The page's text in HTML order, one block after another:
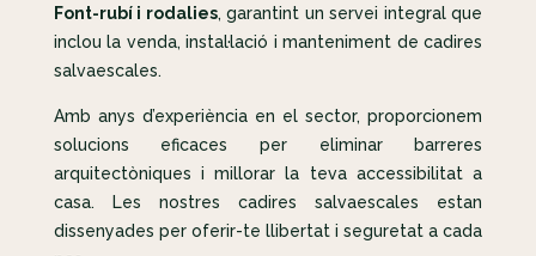
Font-rubí i rodalies, garantint un servei integral que
inclou la venda, instal·lació i manteniment de cadires
salvaescales.
Amb anys d’experiència en el sector, proporcionem
solucions eficaces per eliminar barreres
arquitectòniques i millorar la teva accessibilitat a
casa. Les nostres cadires salvaescales estan
dissenyades per oferir-te llibertat i seguretat a cada